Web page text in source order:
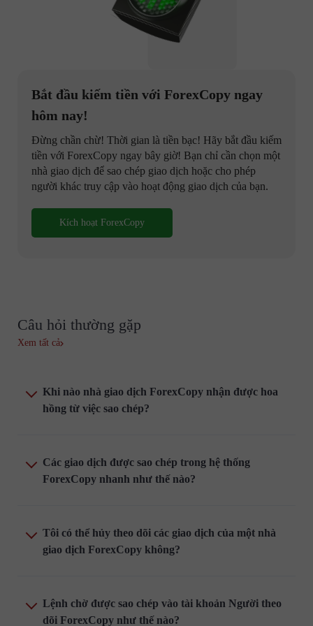
Bắt đầu kiếm tiền với ForexCopy ngay
hôm nay!
Đừng chần chừ! Thời gian là tiền bạc! Hãy bắt đầu kiếm
tiền với ForexCopy ngay bây giờ! Bạn chỉ cần chọn một
nhà giao dịch để sao chép giao dịch hoặc cho phép
người khác truy cập vào hoạt động giao dịch của bạn.
Kích hoạt ForexCopy
Câu hỏi thường gặp
Xem tất cả
Khi nào nhà giao dịch ForexCopy nhận được hoa
hồng từ việc sao chép?
Các giao dịch được sao chép trong hệ thống
ForexCopy nhanh như thế nào?
Tôi có thể hủy theo dõi các giao dịch của một nhà
giao dịch ForexCopy không?
Lệnh chờ được sao chép vào tài khoản Người theo
dõi ForexCopy như thế nào?